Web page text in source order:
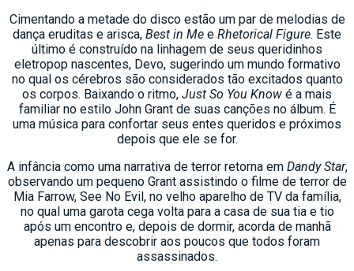
Cimentando a metade do disco estão um par de melodias de
dança eruditas e arisca, Best in Me e Rhetorical Figure. Este
último é construído na linhagem de seus queridinhos
eletropop nascentes, Devo, sugerindo um mundo formativo
no qual os cérebros são considerados tão excitados quanto
os corpos. Baixando o ritmo, Just So You Know é a mais
familiar no estilo John Grant de suas canções no álbum. É
uma música para confortar seus entes queridos e próximos
depois que ele se for.
A infância como uma narrativa de terror retorna em Dandy Star,
observando um pequeno Grant assistindo o filme de terror de
Mia Farrow, See No Evil, no velho aparelho de TV da família,
no qual uma garota cega volta para a casa de sua tia e tio
após um encontro e, depois de dormir, acorda de manhã
apenas para descobrir aos poucos que todos foram
assassinados.